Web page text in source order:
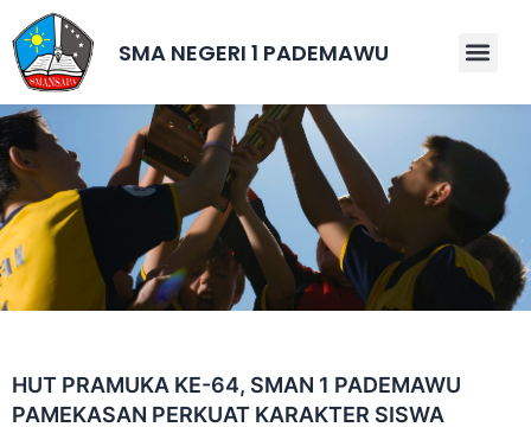
to
content
SMA NEGERI 1 PADEMAWU
HUT PRAMUKA KE-64, SMAN 1 PADEMAWU
PAMEKASAN PERKUAT KARAKTER SISWA